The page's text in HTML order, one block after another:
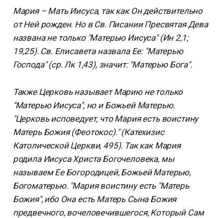
Мария – Мать Иисуса, так как Он действительно
от Ней рожден. Но в Св. Писании Пресвятая Дева
названа не только "Матерью Иисуса" (Ин 2,1;
19,25). Св. Елисавета назвала Ее: "Матерью
Господа" (ср. Лк 1,43), значит: "Матерью Бога".
Также Церковь называет Марию не только
"Матерью Иисуса", но и Божьей Матерью.
"Церковь исповедует, что Мария есть воистину
Матерь Божия (Феотокос)." (Катехизис
Католической Церкви, 495). Так как Мария
родила Иисуса Христа Богочеловека, мы
называем Ее Богородицей, Божьей Матерью,
Богоматерью. "Мария воистину есть "Матерь
Божия", ибо Она есть Матерь Сына Божия
предвечного, вочеловечившегося, Который Сам